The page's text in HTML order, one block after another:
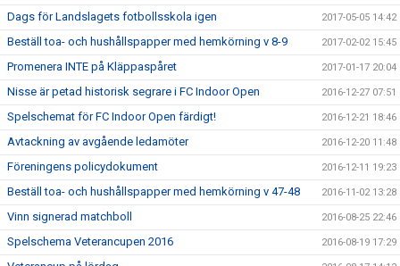
Dags för Landslagets fotbollsskola igen 2017-05-05 14:42
Beställ toa- och hushållspapper med hemkörning v 8-9 2017-02-02 15:45
Promenera INTE på Kläppaspåret 2017-01-17 20:04
Nisse är petad historisk segrare i FC Indoor Open 2016-12-27 07:51
Spelschemat för FC Indoor Open färdigt! 2016-12-21 18:46
Avtackning av avgående ledamöter 2016-12-20 11:48
Föreningens policydokument 2016-12-11 19:23
Beställ toa- och hushållspapper med hemkörning v 47-48 2016-11-02 13:28
Vinn signerad matchboll 2016-08-25 22:46
Spelschema Veterancupen 2016 2016-08-19 17:29